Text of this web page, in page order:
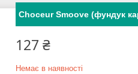
Choceur Smoove (фундук
127 ₴
Немає в наявності